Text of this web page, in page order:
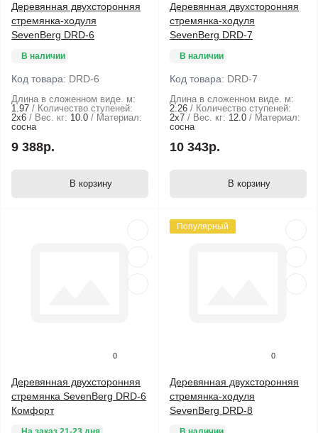
Деревянная двухсторонняя
стремянка-ходуля
SevenBerg DRD-6
В наличии
Код товара: DRD-6
Длина в сложенном виде. м:
1.97
Количество ступеней:
2х6
Вес. кг: 10.0
Материал:
сосна
9 388р.
В корзину
Деревянная двухсторонняя
стремянка-ходуля
SevenBerg DRD-7
В наличии
Код товара: DRD-7
Длина в сложенном виде. м:
2.26
Количество ступеней:
2х7
Вес. кг: 12.0
Материал:
сосна
10 343р.
В корзину
0
Деревянная двухсторонняя
стремянка SevenBerg DRD-6
Комфорт
Популярный
0
Деревянная двухсторонняя
стремянка-ходуля
SevenBerg DRD-8